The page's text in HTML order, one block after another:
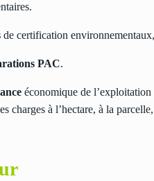
de certification environnementaux,
PAC.
économique de l’exploitation
charges à l’hectare, à la